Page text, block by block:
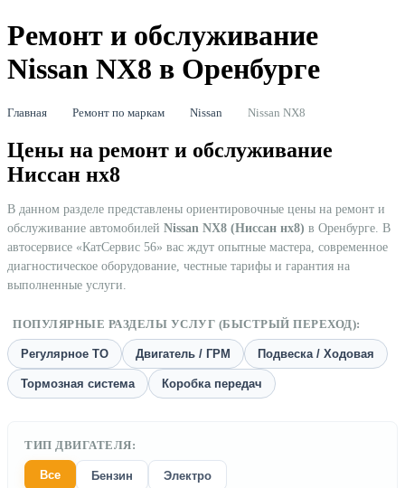
Ремонт и обслуживание
Nissan NX8 в Оренбурге
Главная Ремонт по маркам Nissan Nissan NX8
Цены на ремонт и обслуживание
Ниссан нх8
В данном разделе представлены ориентировочные цены на ремонт и
обслуживание автомобилей Nissan NX8 (Ниссан нх8) в Оренбурге. В
автосервисе «КатСервис 56» вас ждут опытные мастера, современное
диагностическое оборудование, честные тарифы и гарантия на
выполненные услуги.
ПОПУЛЯРНЫЕ РАЗДЕЛЫ УСЛУГ (БЫСТРЫЙ ПЕРЕХОД):
Регулярное ТО Двигатель / ГРМ Подвеска / Ходовая
Тормозная система Коробка передач
ТИП ДВИГАТЕЛЯ:
Все Бензин Электро